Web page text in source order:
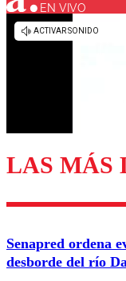
Los
EN VIVO
LAS MÁS
Senapred ordena
desborde del río